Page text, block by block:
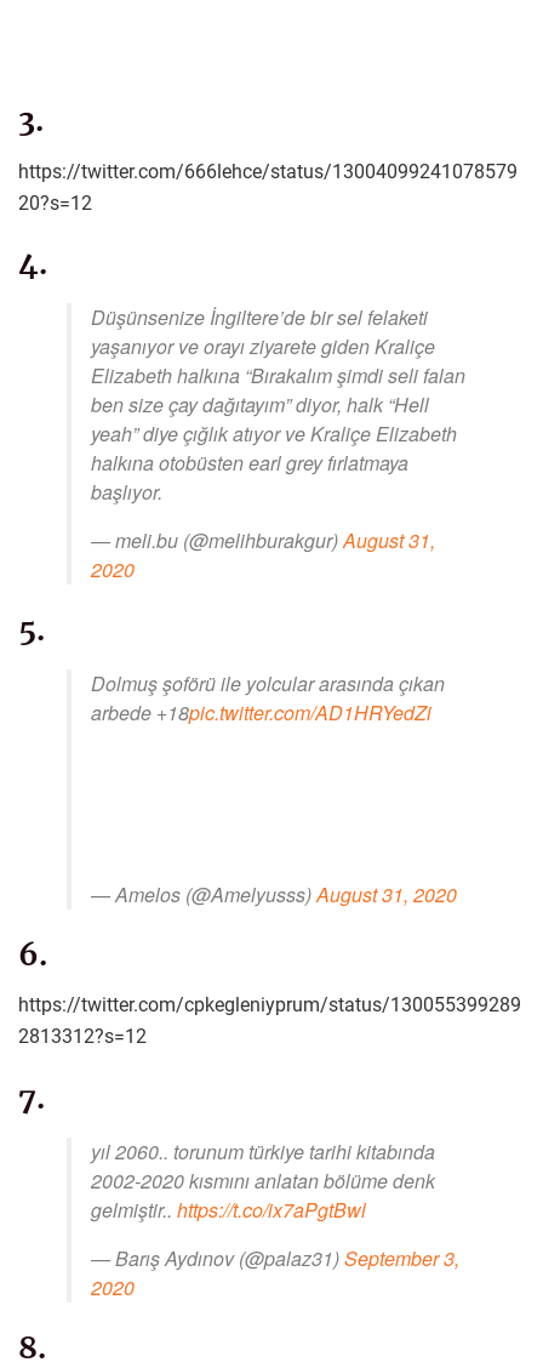
3.
https://twitter.com/666lehce/status/13004099241078579
20?s=12
4.
Düşünsenize İngiltere’de bir sel felaketi
yaşanıyor ve orayı ziyarete giden Kraliçe
Elizabeth halkına “Bırakalım şimdi seli falan
ben size çay dağıtayım” diyor, halk “Hell
yeah” diye çığlık atıyor ve Kraliçe Elizabeth
halkına otobüsten earl grey fırlatmaya
başlıyor.
— meli.bu (@melihburakgur)August 31,
2020
5.
Dolmuş şoförü ile yolcular arasında çıkan
arbede +18pic.twitter.com/AD1HRYedZi
— Amelos (@Amelyusss)August 31, 2020
6.
https://twitter.com/cpkegleniyprum/status/130055399289
2813312?s=12
7.
yıl 2060.. torunum türkiye tarihi kitabında
2002-2020 kısmını anlatan bölüme denk
gelmiştir.. https://t.co/ix7aPgtBwl
— Barış Aydınov (@palaz31)September 3,
2020
8.